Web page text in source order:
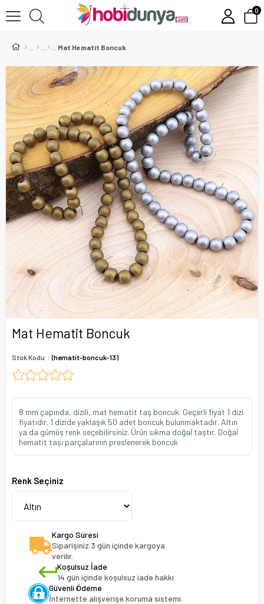
0
Mat Hematit Boncuk
Mat Hematit Boncuk
Stok Kodu (hematit-boncuk-13)
8 mm çapında, dizili, mat hematit taş boncuk. Geçerli fiyat 1 dizi
fiyatıdır. 1 dizide yaklaşık 50 adet boncuk bulunmaktadır. Altın
ya da gümüş renk seçebilirsiniz. Ürün sıkma doğal taştır. Doğal
hematit taşı parçalarının preslenerek boncuk
Renk Seçiniz
Kargo Süresi
Siparişiniz 3 gün içinde kargoya
verilir.
Koşulsuz İade
14 gün içinde koşulsuz iade hakkı.
Güvenli Ödeme
İnternette alışverişe koruma sistemi.